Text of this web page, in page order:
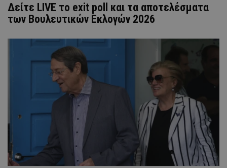
Δείτε LIVE το exit poll και τα αποτελέσματα
των Βουλευτικών Εκλογών 2026